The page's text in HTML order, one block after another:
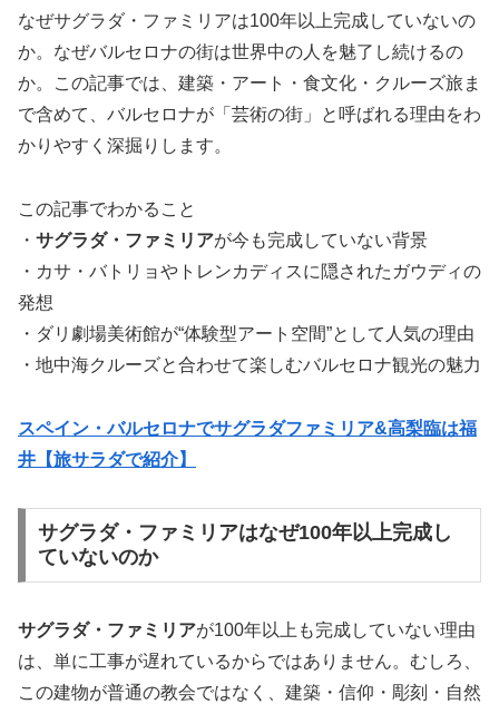
なぜサグラダ・ファミリアは100年以上完成していないの
か。なぜバルセロナの街は世界中の人を魅了し続けるの
か。この記事では、建築・アート・食文化・クルーズ旅ま
で含めて、バルセロナが「芸術の街」と呼ばれる理由をわ
かりやすく深掘りします。
この記事でわかること
・ サグラダ・ファミリアが今も完成していない背景
・カサ・バトリョやトレンカディスに隠されたガウディの
発想
・ダリ劇場美術館が“体験型アート空間”として人気の理由
・地中海クルーズと合わせて楽しむバルセロナ観光の魅力
スペイン・バルセロナでサグラダファミリア&高梨臨は福
井【旅サラダで紹介】
サグラダ・ファミリアはなぜ100年以上完成し
ていないのか
サグラダ・ファミリアが100年以上も完成していない理由
は、単に工事が遅れているからではありません。むしろ、
この建物が普通の教会ではなく、建築・信仰・彫刻・自然